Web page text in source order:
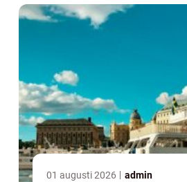
01 augusti 2026 admin